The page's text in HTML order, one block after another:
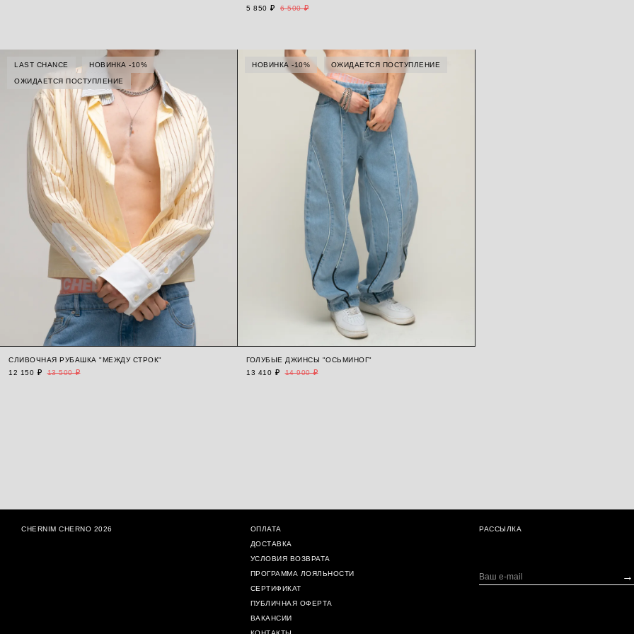
5 850 ₽
6 500 ₽
LAST CHANCE НОВИНКА -10%
ОЖИДАЕТСЯ ПОСТУПЛЕНИЕ
СЛИВОЧНАЯ РУБАШКА "МЕЖДУ СТРОК"
12 150 ₽
13 500 ₽
НОВИНКА -10% ОЖИДАЕТСЯ ПОСТУПЛЕНИЕ
ГОЛУБЫЕ ДЖИНСЫ "ОСЬМИНОГ"
13 410 ₽
14 900 ₽
CHERNIM CHERNO 2026
ОПЛАТА
ДОСТАВКА
УСЛОВИЯ ВОЗВРАТА
ПРОГРАММА ЛОЯЛЬНОСТИ
СЕРТИФИКАТ
ПУБЛИЧНАЯ ОФЕРТА
ВАКАНСИИ
РАССЫЛКА
→